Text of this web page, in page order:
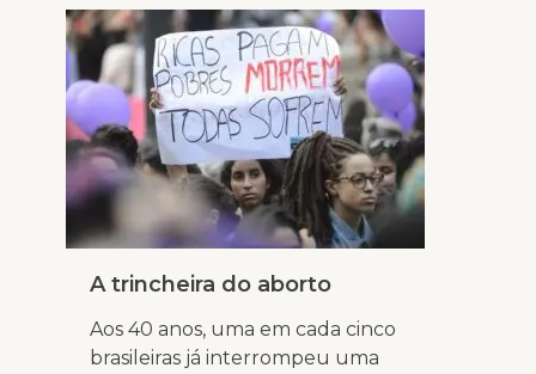
A trincheira do aborto
Aos 40 anos, uma em cada cinco
brasileiras já interrompeu uma